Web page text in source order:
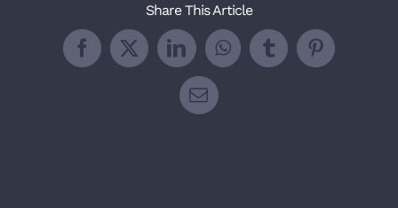
Share This Article
Facebook
X LinkedInWhatsApp
TumblrPinterest
Email